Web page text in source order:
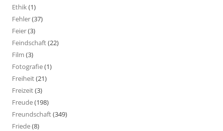
Ethik(1)
Fehler(37)
Feier(3)
Feindschaft(22)
Film (3)
Fotografie(1)
Freiheit(21)
Freizeit(3)
Freude(198)
Freundschaft(349)
Friede(8)